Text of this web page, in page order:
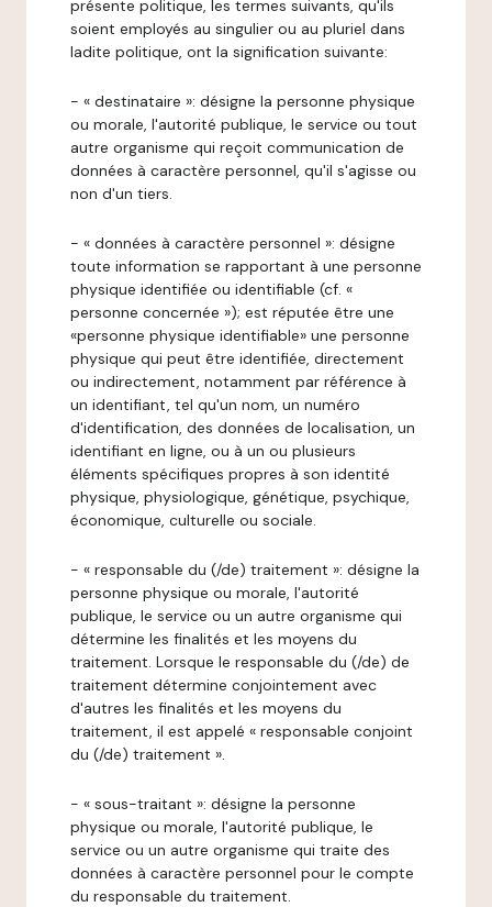
présente politique, les termes suivants, qu'ils
soient employés au singulier ou au pluriel dans
ladite politique, ont la signification suivante:
- « destinataire »: désigne la personne physique
ou morale, l'autorité publique, le service ou tout
autre organisme qui reçoit communication de
données à caractère personnel, qu'il s'agisse ou
non d'un tiers.
- « données à caractère personnel »: désigne
toute information se rapportant à une personne
physique identifiée ou identifiable (cf. «
personne concernée »); est réputée être une
«personne physique identifiable» une personne
physique qui peut être identifiée, directement
ou indirectement, notamment par référence à
un identifiant, tel qu'un nom, un numéro
d'identification, des données de localisation, un
identifiant en ligne, ou à un ou plusieurs
éléments spécifiques propres à son identité
physique, physiologique, génétique, psychique,
économique, culturelle ou sociale.
- « responsable du (/de) traitement »: désigne la
personne physique ou morale, l'autorité
publique, le service ou un autre organisme qui
détermine les finalités et les moyens du
traitement. Lorsque le responsable du (/de) de
traitement détermine conjointement avec
d'autres les finalités et les moyens du
traitement, il est appelé « responsable conjoint
du (/de) traitement ».
- « sous-traitant »: désigne la personne
physique ou morale, l'autorité publique, le
service ou un autre organisme qui traite des
données à caractère personnel pour le compte
du responsable du traitement.